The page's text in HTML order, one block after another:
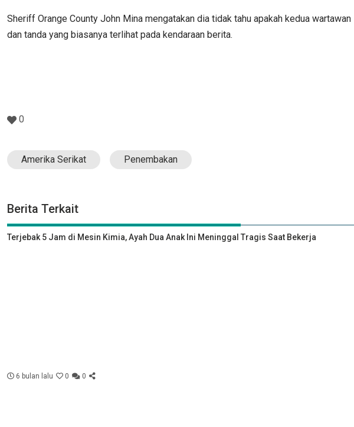
Sheriff Orange County John Mina mengatakan dia tidak tahu apakah kedua
dan tanda yang biasanya terlihat pada kendaraan berita.
0
Amerika Serikat Penembakan
Berita Terkait
Terjebak 5 Jam di Mesin Kimia, Ayah Dua Anak Ini Meninggal Tragis Saat Bekerja
6 bulan lalu 0 0